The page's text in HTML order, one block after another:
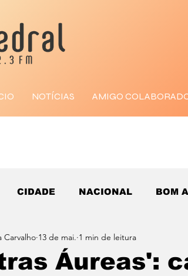
NOTÍCIAS AMIGO
CIDADE NACIONAL BOM
Áureas':
Carvalho 13 de mai. 1 min de leitura